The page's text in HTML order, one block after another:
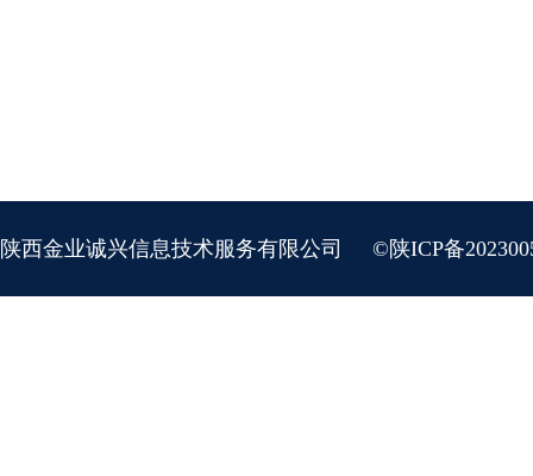
陕西金业诚兴信息技术服务有限公司 ©陕ICP备